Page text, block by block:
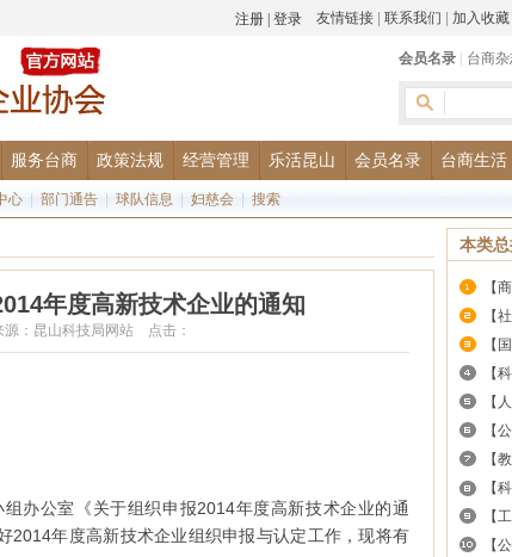
友情链接 联系我们 加入收藏
会员名录 台商
服务台商 政策法规 经营管理 乐活昆山 会员名录 台商生活
心 部门通告 球队信息 妇慈会 搜索
年度高新技术企业的通知
：昆山科技局网站 点击：
办公室《关于组织申报2014年度高新技术企业的通
2014年度高新技术企业组织申报与认定工作，现将有
本类
【
【
【
【
【
【
【
【
【
【